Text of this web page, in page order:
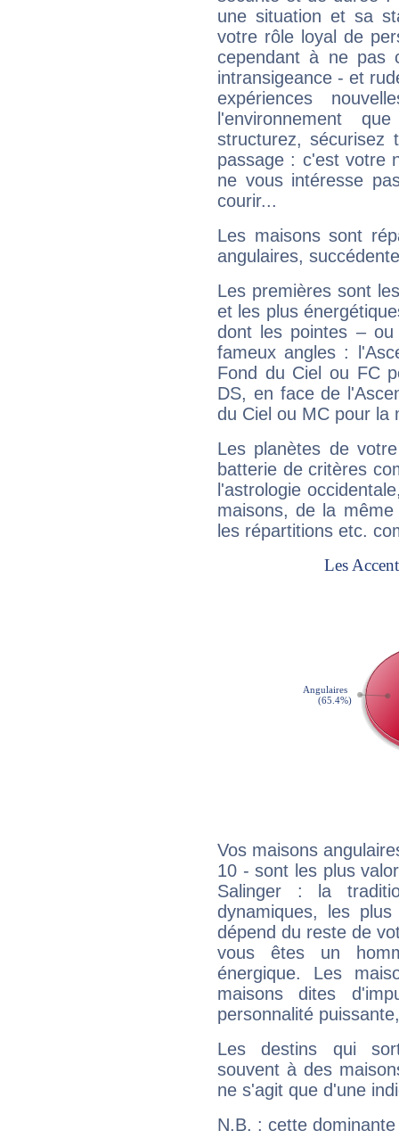
une situation et sa
votre rôle loyal de
cependant à ne pas
intransigeance - et
expériences
l'environnement
structurez, sécurisez
passage : c'est votre
ne vous intéresse
courir...
Les maisons sont
angulaires,
Les premières sont
et les plus
dont les pointes –
fameux angles :
Fond du Ciel ou FC
DS, en face de
du Ciel ou MC pour la
Les planètes de
batterie de critères
l'astrologie
maisons, de la
les répartitions etc.
Vos maisons
10 - sont les plus
Salinger : la
dynamiques, les
dépend du reste de
vous êtes un
énergique. Les
maisons dites
personnalité
Les destins qui
souvent à des
ne s'agit que d'une
N.B. : cette